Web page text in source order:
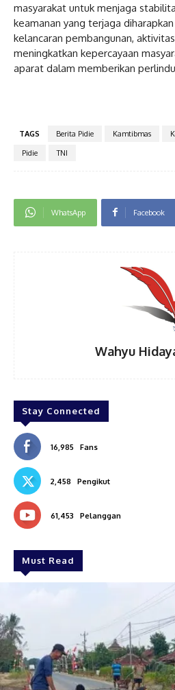
masyarakat untuk menjaga
keamanan yang terjaga
kelancaran pembangunan,
meningkatkan kepercayaan
aparat dalam memberikan
TAGS Berita Pidie Kamtibmas
Pidie
TNI
WhatsApp Facebook
Wahyu
Stay Connected
16,985 Fans
2,458 Pengikut
61,453 Pelanggan
Must Read